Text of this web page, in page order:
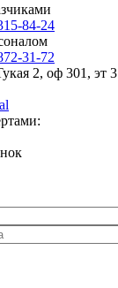
84-24
31-72
2, оф 301, эт 3